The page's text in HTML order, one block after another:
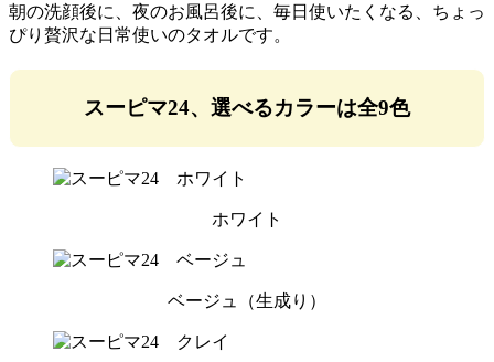
朝の洗顔後に、夜のお風呂後に、毎日使いたくなる、ちょっ
ぴり贅沢な日常使いのタオルです。
スーピマ24、選べるカラーは全9色
ホワイト
ベージュ（生成り）